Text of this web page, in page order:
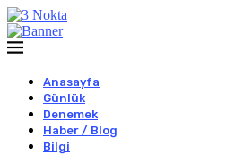
Anasayfa
Günlük
Denemek
Haber / Blog
Bilgi